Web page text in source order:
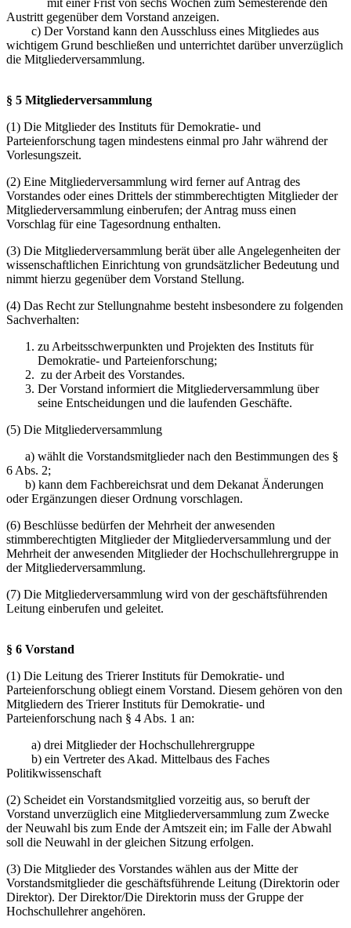
mit einer Frist von sechs Wochen zum Semesterende den
Austritt gegenüber dem Vorstand anzeigen.
c) Der Vorstand kann den Ausschluss eines Mitgliedes aus
wichtigem Grund beschließen und unterrichtet darüber unverzüglich
die Mitgliederversammlung.
§ 5 Mitgliederversammlung
(1) Die Mitglieder des Instituts für Demokratie- und
Parteienforschung tagen mindestens einmal pro Jahr während der
Vorlesungszeit.
(2) Eine Mitgliederversammlung wird ferner auf Antrag des
Vorstandes oder eines Drittels der stimmberechtigten Mitglieder der
Mitgliederversammlung einberufen; der Antrag muss einen
Vorschlag für eine Tagesordnung enthalten.
(3) Die Mitgliederversammlung berät über alle Angelegenheiten der
wissenschaftlichen Einrichtung von grundsätzlicher Bedeutung und
nimmt hierzu gegenüber dem Vorstand Stellung.
(4) Das Recht zur Stellungnahme besteht insbesondere zu folgenden
Sachverhalten:
zu Arbeitsschwerpunkten und Projekten des Instituts für
Demokratie- und Parteienforschung;
zu der Arbeit des Vorstandes.
Der Vorstand informiert die Mitgliederversammlung über
seine Entscheidungen und die laufenden Geschäfte.
(5) Die Mitgliederversammlung
a) wählt die Vorstandsmitglieder nach den Bestimmungen des §
6 Abs. 2;
b) kann dem Fachbereichsrat und dem Dekanat Änderungen
oder Ergänzungen dieser Ordnung vorschlagen.
(6) Beschlüsse bedürfen der Mehrheit der anwesenden
stimmberechtigten Mitglieder der Mitgliederversammlung und der
Mehrheit der anwesenden Mitglieder der Hochschullehrergruppe in
der Mitgliederversammlung.
(7) Die Mitgliederversammlung wird von der geschäftsführenden
Leitung einberufen und geleitet.
§ 6 Vorstand
(1) Die Leitung des Trierer Instituts für Demokratie- und
Parteienforschung obliegt einem Vorstand. Diesem gehören von den
Mitgliedern des Trierer Instituts für Demokratie- und
Parteienforschung nach § 4 Abs. 1 an:
a) drei Mitglieder der Hochschullehrergruppe
b) ein Vertreter des Akad. Mittelbaus des Faches
Politikwissenschaft
(2) Scheidet ein Vorstandsmitglied vorzeitig aus, so beruft der
Vorstand unverzüglich eine Mitgliederversammlung zum Zwecke
der Neuwahl bis zum Ende der Amtszeit ein; im Falle der Abwahl
soll die Neuwahl in der gleichen Sitzung erfolgen.
(3) Die Mitglieder des Vorstandes wählen aus der Mitte der
Vorstandsmitglieder die geschäftsführende Leitung (Direktorin oder
Direktor). Der Direktor/Die Direktorin muss der Gruppe der
Hochschullehrer angehören.